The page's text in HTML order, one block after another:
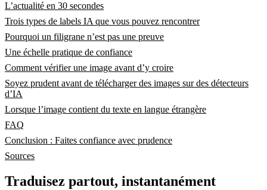
L’actualité en 30 secondes
Trois types de labels IA que vous pouvez rencontrer
Pourquoi un filigrane n’est pas une preuve
Une échelle pratique de confiance
Comment vérifier une image avant d’y croire
Soyez prudent avant de télécharger des images sur des détecteurs
d’IA
Lorsque l’image contient du texte en langue étrangère
FAQ
Conclusion : Faites confiance avec prudence
Sources
Traduisez partout, instantanément